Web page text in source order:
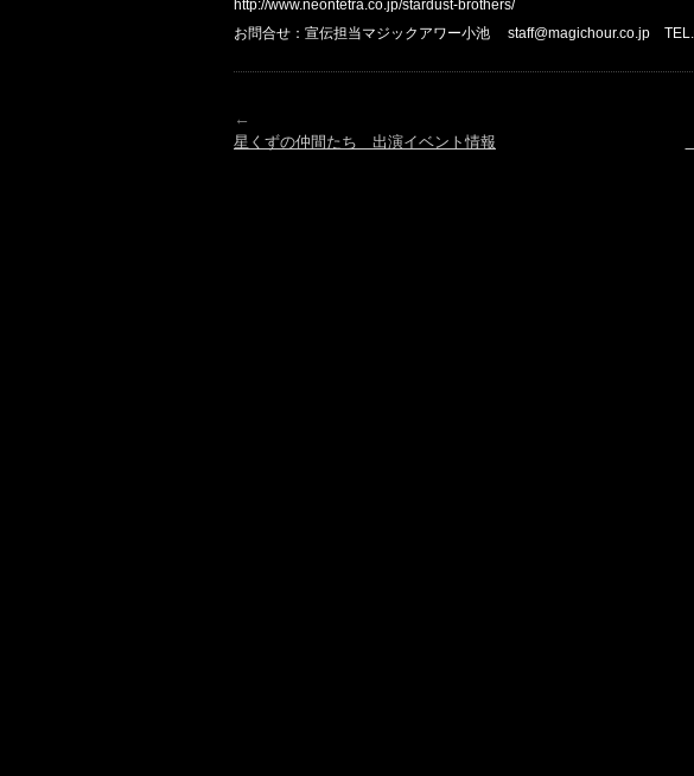
http://www.neontetra.co.jp/stardust-brothers/
お問合せ：宣伝担当マジックアワー小池 staff@magichour.co.jp
←
星くずの仲間たち 出演イベント情報